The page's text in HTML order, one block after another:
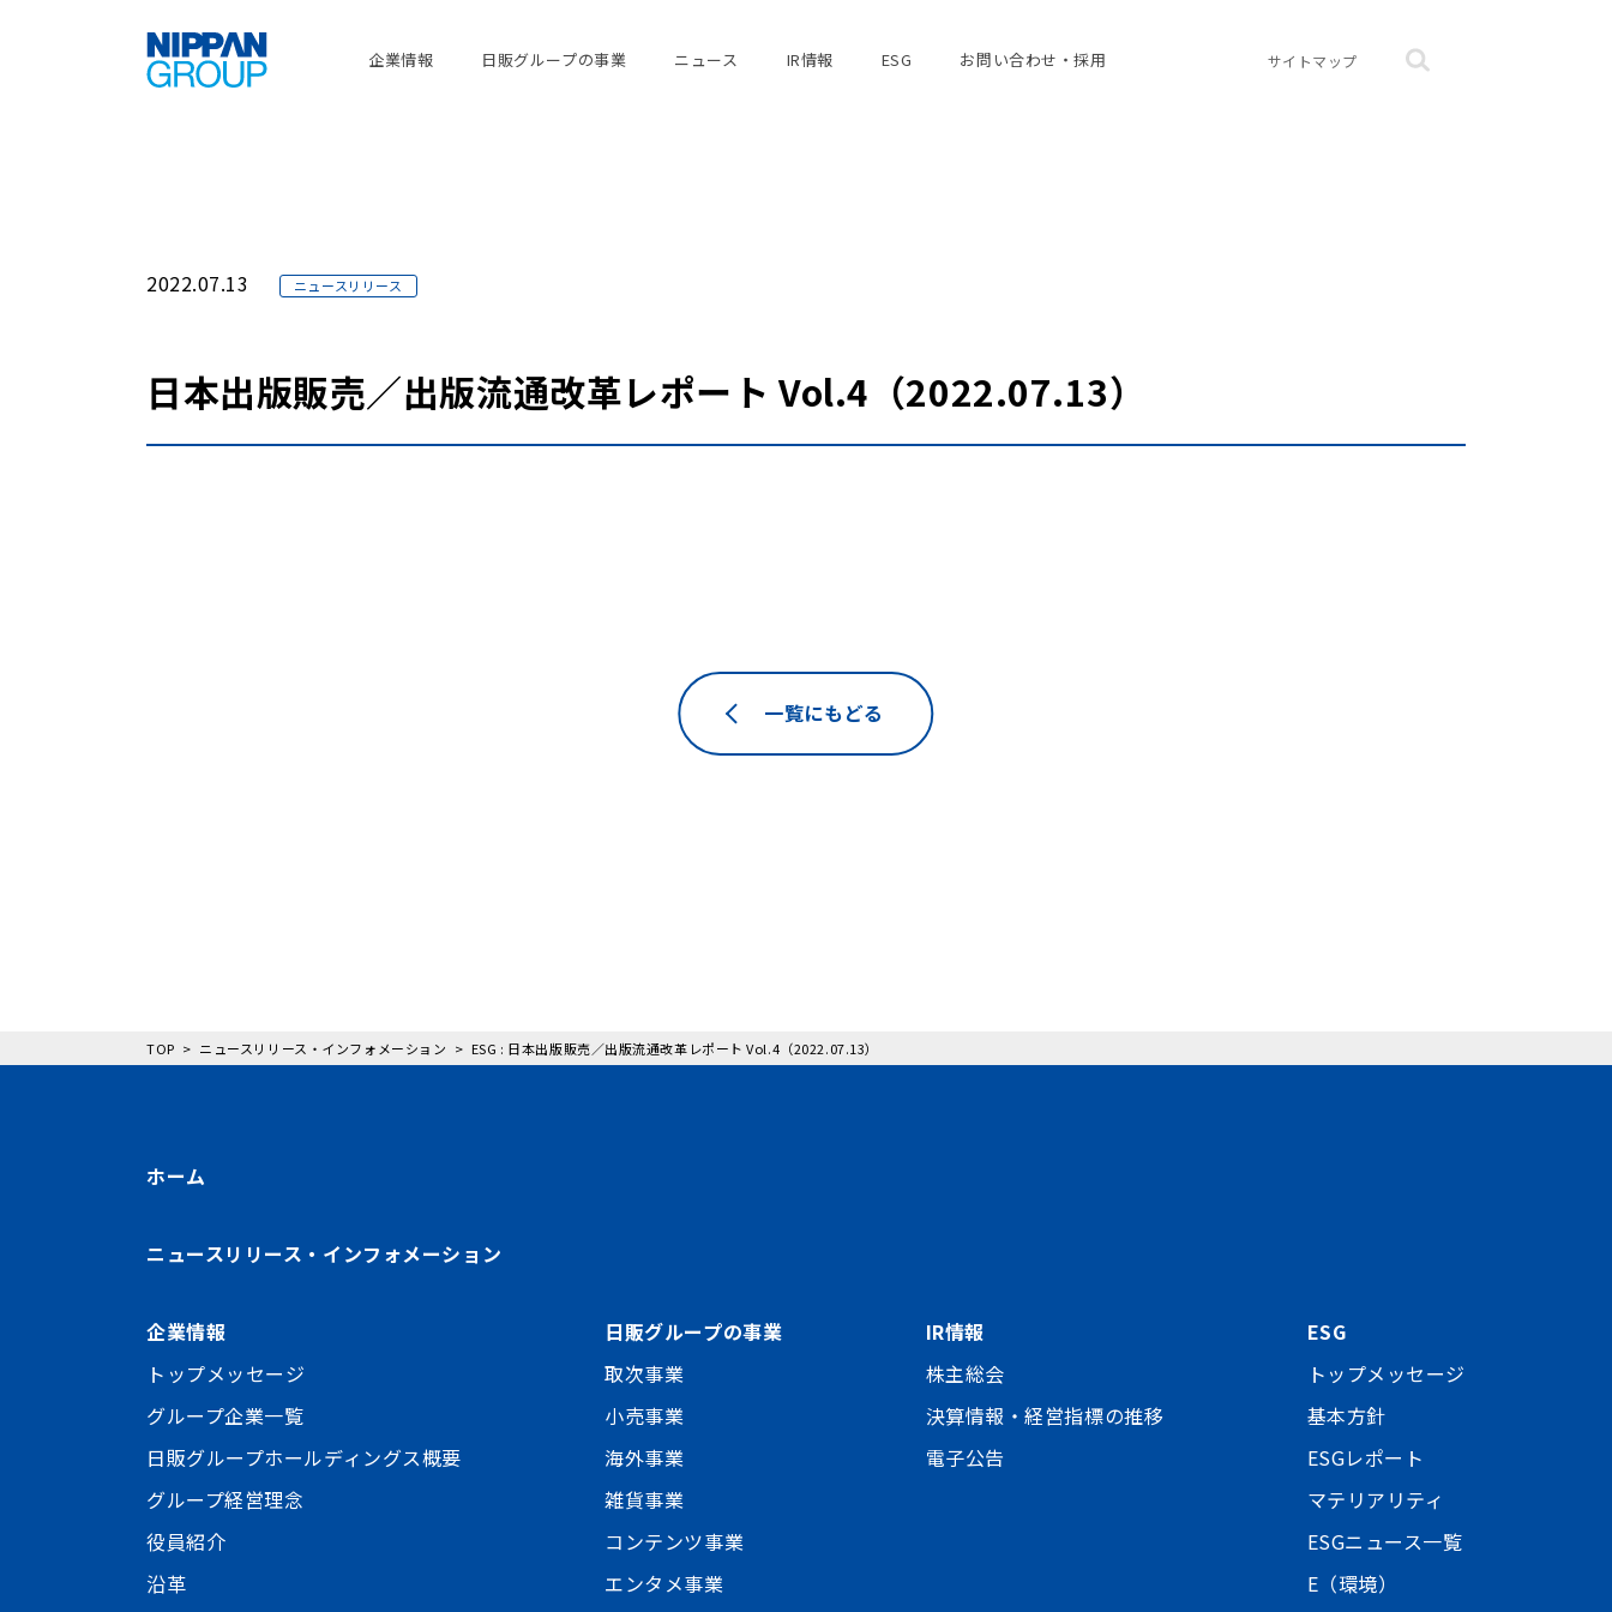
企業情報 日販グループの事業 ニュース IR情報 ESG お問い合わせ・採用 サイトマップ
2022.07.13 ニュースリリース
日本出版販売／出版流通改革レポート Vol.4（2022.07.13）
一覧にもどる
TOP ニュースリリース・インフォメーション ESG : 日本出版販売／出版流通改革レポート Vol.4（2022.07.13）
ホーム
ニュースリリース・インフォメーション
企業情報
トップメッセージ
グループ企業一覧
日販グループホールディングス概要
グループ経営理念
役員紹介
沿革
日販グループの事業
取次事業
小売事業
海外事業
雑貨事業
コンテンツ事業
エンタメ事業
IR情報
株主総会
決算情報・経営指標の推移
電子公告
ESG
トップメッセージ
基本方針
ESGレポート
マテリアリティ
ESGニュース一覧
E（環境）